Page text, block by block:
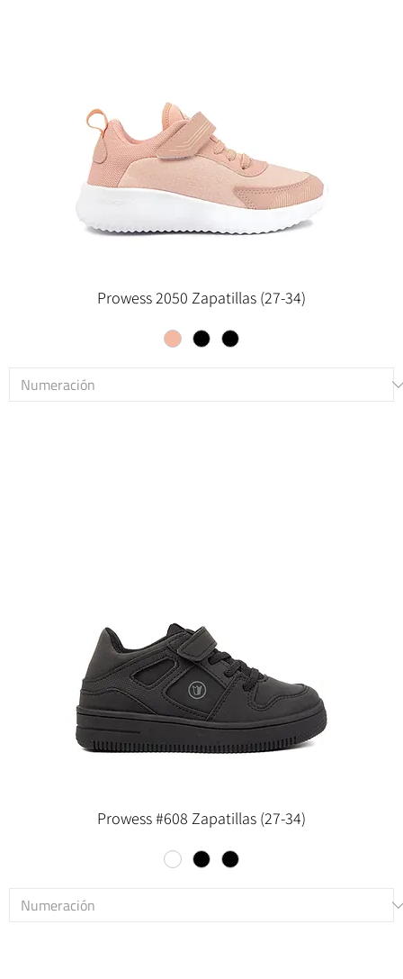
Prowess 2050 Zapatillas (27-34)
Prowess #608 Zapatillas (27-34)